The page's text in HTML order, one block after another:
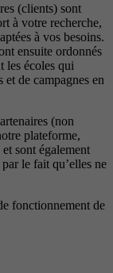
(clients) sont
à votre recherche,
à vos besoins.
ensuite ordonnés
les écoles qui
de campagnes en
(non
plateforme,
et sont également
le fait qu’elles ne
fonctionnement de